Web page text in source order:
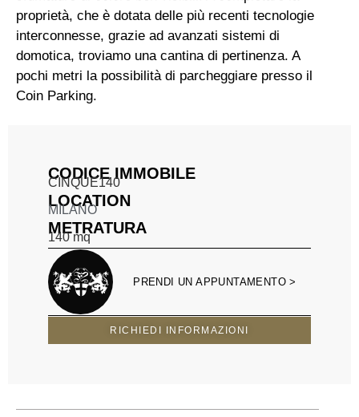
CODICE IMMOBILE
CINQUE140
LOCATION
MILANO
METRATURA
140mq
PRENDI UN APPUNTAMENTO >
RICHIEDI INFORMAZIONI
proprietà, che è dotata delle più recenti tecnologie
interconnesse, grazie ad avanzati sistemi di
domotica, troviamo una cantina di pertinenza. A
pochi metri la possibilità di parcheggiare presso il
Coin Parking.